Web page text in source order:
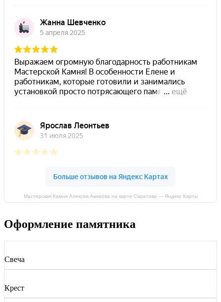
Мастерская Камня Алексея Акимова на карте Саратова — Яндекс Карты
Оформление памятника
Свеча
Крест